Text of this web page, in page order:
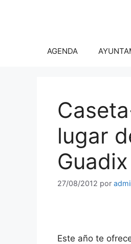
AGENDA
lugar
27/08/2012 por
Este año te